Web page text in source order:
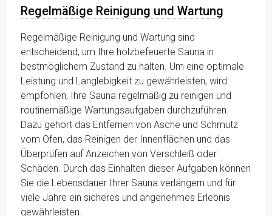
Regelmäßige Reinigung und Wartung
Regelmäßige Reinigung und Wartung sind
entscheidend, um Ihre holzbefeuerte Sauna in
bestmöglichem Zustand zu halten. Um eine optimale
Leistung und Langlebigkeit zu gewährleisten, wird
empfohlen, Ihre Sauna regelmäßig zu reinigen und
routinemäßige Wartungsaufgaben durchzuführen.
Dazu gehört das Entfernen von Asche und Schmutz
vom Ofen, das Reinigen der Innenflächen und das
Überprüfen auf Anzeichen von Verschleiß oder
Schäden. Durch das Einhalten dieser Aufgaben können
Sie die Lebensdauer Ihrer Sauna verlängern und für
viele Jahre ein sicheres und angenehmes Erlebnis
gewährleisten.